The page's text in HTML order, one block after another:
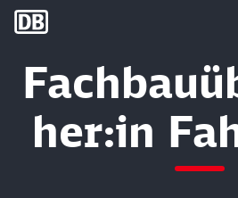
DB Group
her:in